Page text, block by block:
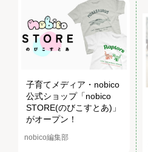
子育てメディア・nobico
公式ショップ「nobico
STORE(のびこすとあ)」
がオープン！
nobico編集部